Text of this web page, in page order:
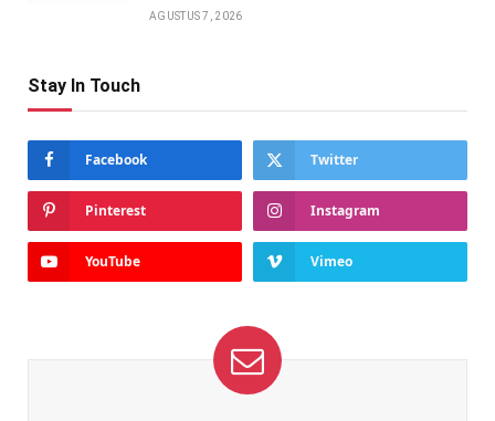
AGUSTUS 7, 2026
Stay In Touch
Facebook Twitter
Pinterest Instagram
YouTube Vimeo